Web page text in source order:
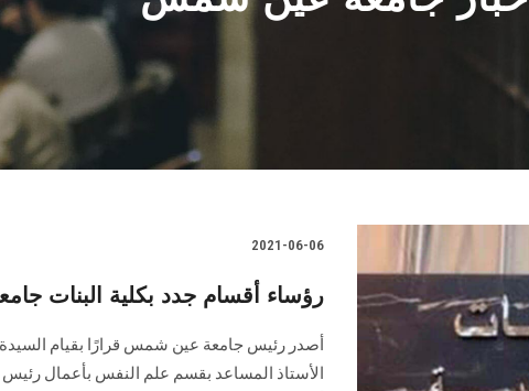
2021-06-06
رؤساء أقسام جدد بكلية البنات
أصدر رئيس جامعة عين شمس قرارًا بقيام السيدة
الأستاذ المساعد بقسم علم النفس بأعمال